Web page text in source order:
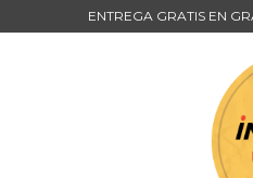
ENTREGA GRATIS EN